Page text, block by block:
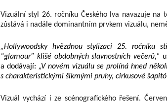
Vizuální styl 26. ročníku Českého lva navazuje na
zůstává i nadále dominantním prvkem vizuálu,
„Hollywoodsky hvězdnou stylizaci 25. ročníku
“glamour” klišé obdobných slavnostních večerů,“
a dodávají: „V novém vizuálu se prolíná hned
s charakteristickými šikmými pruhy, cirkusové
Vizuál vychází i ze scénografického řešení.